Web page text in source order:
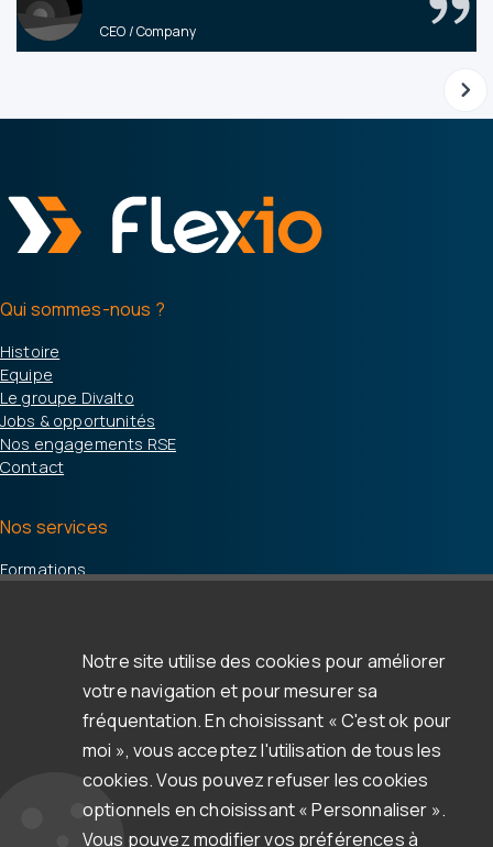
CEO / Company
Qui sommes-nous ?
Histoire
Equipe
Le groupe Divalto
Jobs & opportunités
Nos engagements RSE
Contact
Nos services
Formations
Ressources
Clients & témoignages
Newsletter
Documentation et autres ressources
Notre site utilise des cookies pour améliorer
votre navigation et pour mesurer sa
fréquentation. En choisissant « C'est ok pour
moi », vous acceptez l'utilisation de tous les
cookies. Vous pouvez refuser les cookies
optionnels en choisissant « Personnaliser ».
Vous pouvez modifier vos préférences à